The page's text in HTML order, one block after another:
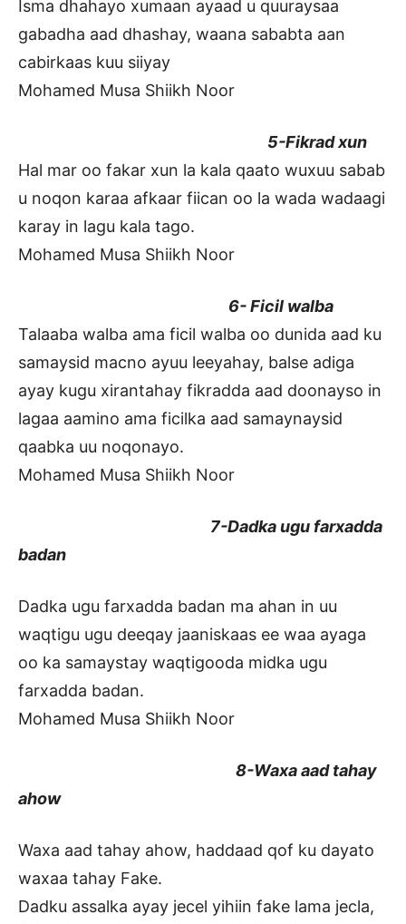
Isma dhahayo xumaan ayaad u quuraysaa
gabadha aad dhashay, waana sababta aan
cabirkaas kuu siiyay
Mohamed Musa Shiikh Noor
5-Fikrad xun
Hal mar oo fakar xun la kala qaato wuxuu sabab
u noqon karaa afkaar fiican oo la wada wadaagi
karay in lagu kala tago.
Mohamed Musa Shiikh Noor
6- Ficil walba
Talaaba walba ama ficil walba oo dunida aad ku
samaysid macno ayuu leeyahay, balse adiga
ayay kugu xirantahay fikradda aad doonayso in
lagaa aamino ama ficilka aad samaynaysid
qaabka uu noqonayo.
Mohamed Musa Shiikh Noor
7-Dadka ugu farxadda
badan
Dadka ugu farxadda badan ma ahan in uu
waqtigu ugu deeqay jaaniskaas ee waa ayaga
oo ka samaystay waqtigooda midka ugu
farxadda badan.
Mohamed Musa Shiikh Noor
8-Waxa aad tahay
ahow
Waxa aad tahay ahow, haddaad qof ku dayato
waxaa tahay Fake.
Dadku assalka ayay jecel yihiin fake lama jecla,